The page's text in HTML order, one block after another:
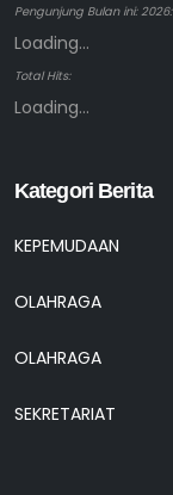
Pengunjung Bulan ini: 2026:
Loading...
Total Hits:
Loading...
Kategori Berita
KEPEMUDAAN
OLAHRAGA
OLAHRAGA
SEKRETARIAT